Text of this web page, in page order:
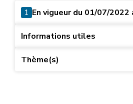
1 En vigueur du 01/07/2022
Informations utiles
Thème(s)